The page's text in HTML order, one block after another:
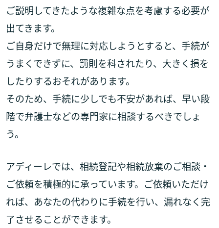
ご説明してきたような複雑な点を考慮する必要が
出てきます。
ご自身だけで無理に対応しようとすると、手続が
うまくできずに、罰則を科されたり、大きく損を
したりするおそれがあります。
そのため、手続に少しでも不安があれば、早い段
階で弁護士などの専門家に相談するべきでしょ
う。
アディーレでは、相続登記や相続放棄のご相談・
ご依頼を積極的に承っています。ご依頼いただけ
れば、あなたの代わりに手続を行い、漏れなく完
了させることができます。